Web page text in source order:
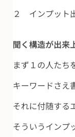
２ インプット
聞く構造が出来
まず１の人たち
キーワードさえ
それに付随する
そういうインプ